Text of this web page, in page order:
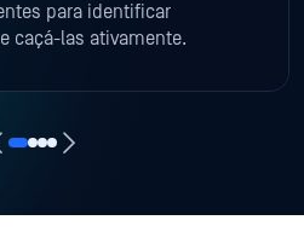
para identificar
caçá-las ativamente.